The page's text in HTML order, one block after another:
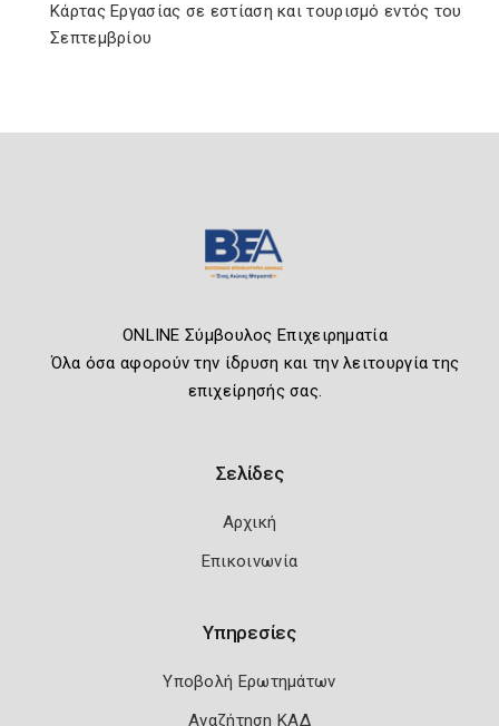
Κάρτας Εργασίας σε εστίαση και τουρισμό εντός του
Σεπτεμβρίου
ONLINE Σύμβουλος Επιχειρηματία
Όλα όσα αφορούν την ίδρυση και την λειτουργία της
επιχείρησής σας.
Σελίδες
Αρχική
Επικοινωνία
Υπηρεσίες
Υποβολή Ερωτημάτων
Αναζήτηση ΚΑΔ